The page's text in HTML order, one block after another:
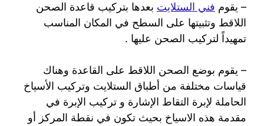
– يقوم فني الستلايت بعدها بتركيب قاعدة الصحن
اللاقط وتثبيتها على السطح في المكان المناسب
تمهيداً لتركيب الصحن عليها .
– يقوم بوضع الصحن اللاقط على القاعدة وهناك
قياسات مختلفة من أطباق الستلايت وتركيب الأسياخ
الحاملة لإبرة التقاط الإشارة و تركيب الإبرة في
مقدمة هذه الاسياخ بحيث تكون في نقطة المركز أو